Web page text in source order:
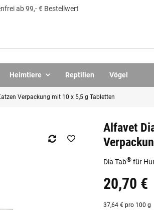
ab 99,- € Bestellwert
Heimtiere Reptilien Vögel
Verpackung mit 10 x 5,5 g Tabletten
Alfavet
Dia Tab® für
20,70 €
37,64 € pro 100 g